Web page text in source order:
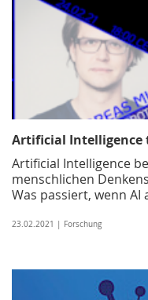
Artificial Intelligence
Artificial Intelligence
menschlichen
Was passiert, wenn AI
23.02.2021 | Forschung